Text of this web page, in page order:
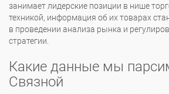
занимает лидерские позиции в нише
техникой, информация об их товарах
в проведении анализа рынка и
стратегии.
Какие данные мы
Связной